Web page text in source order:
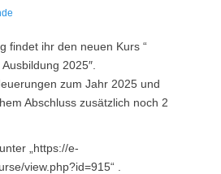
findet ihr den neuen Kurs “
2025″.
zum Jahr 2025 und
Abschluss zusätzlich noch 2
„https://e-
view.php?id=915“ .